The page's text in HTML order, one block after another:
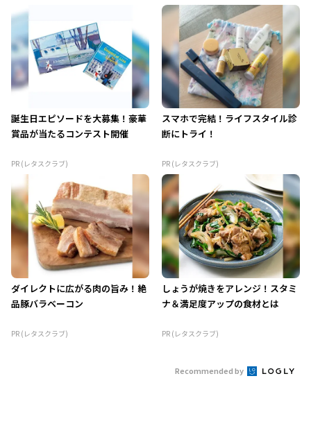
誕生日エピソードを大募集！豪華
賞品が当たるコンテスト開催
PR (レタスクラブ)
スマホで完結！ライフスタイル診
断にトライ！
PR (レタスクラブ)
ダイレクトに広がる肉の旨み！絶
品豚バラベーコン
PR (レタスクラブ)
しょうが焼きをアレンジ！スタミ
ナ＆満足度アップの食材とは
PR (レタスクラブ)
Recommended by